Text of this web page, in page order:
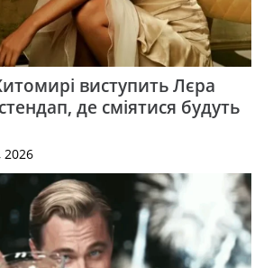
виступить Лєра
де сміятися будуть
2026